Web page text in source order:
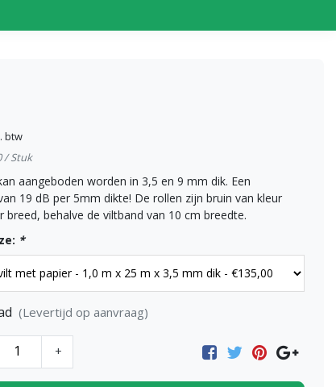
btw
/ Stuk
aangeboden worden in 3,5 en 9 mm dik. Een
19 dB per 5mm dikte! De rollen zijn bruin van kleur
breed, behalve de viltband van 10 cm breedte.
*
(Levertijd op aanvraag)
+